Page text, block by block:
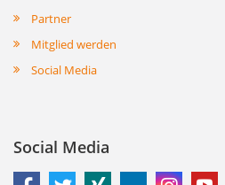
Partner
Mitglied werden
Social Media
Social Media